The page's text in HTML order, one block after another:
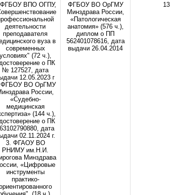
ВПО ОГПУ,
деятельности
преподавателя
вуза в
современных
условиях" (72 ч.),
о ПК
№ 127527, дата
12.05.2023 г
ВО ОрГМУ
России,
«Судебно-
медицинская
(144 ч.),
о ПК
дата
02.11.2024 г.
3. ФГАОУ ВО
РНИМУ им.Н.И.
Минздрава
«Цифровые
инструменты
практико-
ФГБОУ ВО ОрГМУ
Минздрава России,
«Патологическая
анатомия» (576 ч.),
диплом о ПП
562401078616, дата
выдачи 26.04.2014
13